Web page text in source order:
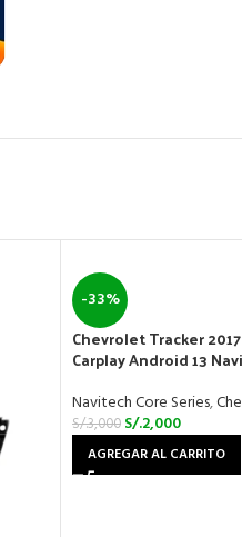
-33%
Chevrolet Tracker
Carplay Android 13
Navitech Core Series,
S/.3,000 S/.2,000
AGREGAR AL CARRITO